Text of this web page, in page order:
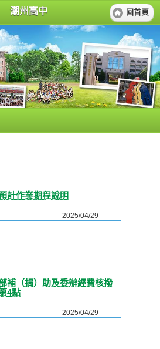
潮州高中 回首頁
計作業期程說明
2025/04/29
補（捐）助及委辦經費核撥
4點
2025/04/29